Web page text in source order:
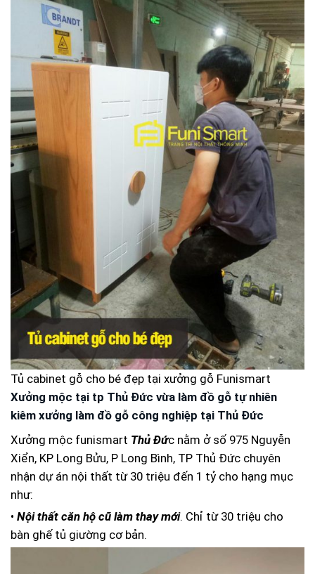
Tủ cabinet gỗ cho bé đẹp tại xưởng gỗ Funismart
Xưởng mộc tại tp Thủ Đức vừa làm đồ gỗ tự nhiên
kiêm xưởng làm đồ gỗ công nghiệp tại Thủ Đức
Xưởng mộc funismart Thủ Đức nằm ở số 975 Nguyễn
Xiển, KP Long Bửu, P Long Bình, TP Thủ Đức chuyên
nhận dự án nội thất từ 30 triệu đến 1 tỷ cho hạng mục
như:
• Nội thất căn hộ cũ làm thay mới. Chỉ từ 30 triệu cho
bàn ghế tủ giường cơ bản.